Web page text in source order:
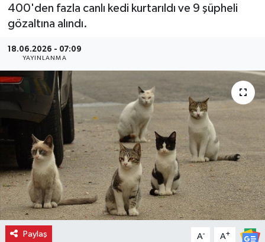
400'den fazla canlı kedi kurtarıldı ve 9 şüpheli
gözaltına alındı.
18.06.2026 - 07:09
YAYINLANMA
Paylaş A- A+
Turizm
Son Dakika Haberleri